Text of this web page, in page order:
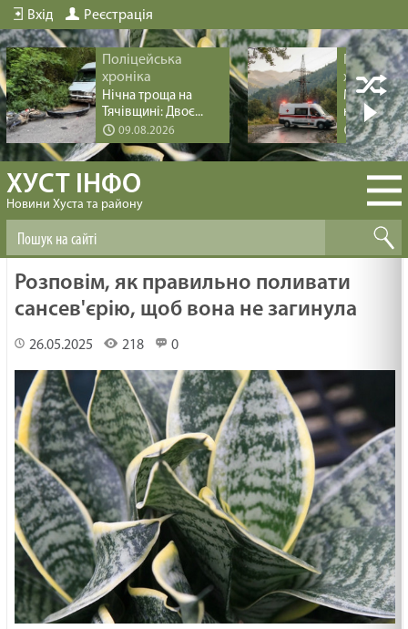
Вхід Реєстрація
Поліцейська
хроніка
Нічна троща на
Тячівщині: Двоє...
09.08.2026
хроніка
Медична
на
ХУСТ ІНФО
Новини Хуста та району
Розповім, як правильно поливати
сансев'єрію, щоб вона не загинула
26.05.2025 218 0